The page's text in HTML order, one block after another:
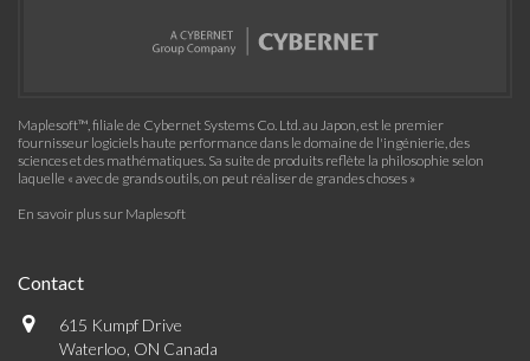
Maplesoft™, filiale de Cybernet Systems Co. Ltd. au Japon, est le premier
fournisseur logiciels haute performance dans le domaine de l'ingénierie, des
sciences et des mathématiques. Sa suite de produits reflète la philosophie selon
laquelle « avec de grands outils, on peut réaliser de grandes choses »
En savoir plus sur Maplesoft
Contact
615 Kumpf Drive
Waterloo, ON Canada